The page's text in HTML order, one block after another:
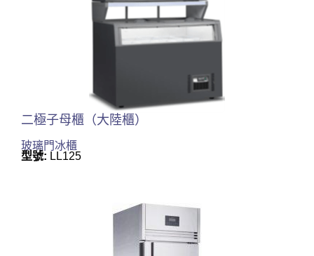
二極子母櫃（大陸櫃）
玻璃門冰櫃
型號: LL125